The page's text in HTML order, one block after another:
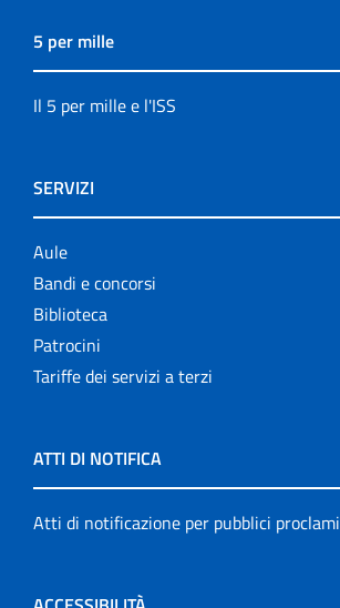
5 per mille
Il 5 per mille e l'ISS
SERVIZI
Aule
Bandi e concorsi
Biblioteca
Patrocini
Tariffe dei servizi a terzi
ATTI DI NOTIFICA
Atti di notificazione per pubblici proclami